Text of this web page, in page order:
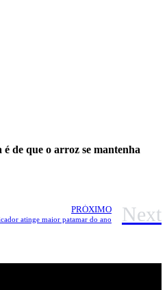
de que o arroz se mantenha
PRÓXIMO
atinge maior patamar do ano Next